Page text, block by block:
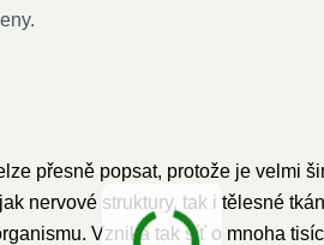
přesně popsat, protože je velmi
nervové struktury, tak i tělesné
Vzniká tak síť o mnoha